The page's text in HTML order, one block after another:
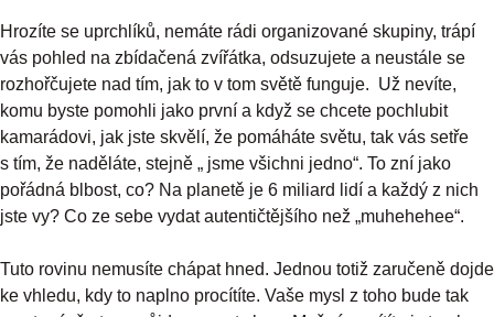
Hrozíte se uprchlíků, nemáte rádi organizované skupiny, trápí
vás pohled na zbídačená zvířátka, odsuzujete a neustále se
rozhořčujete nad tím, jak to v tom světě funguje. Už nevíte,
komu byste pomohli jako první a když se chcete pochlubit
kamarádovi, jak jste skvělí, že pomáháte světu, tak vás setře
s tím, že naděláte, stejně „ jsme všichni jedno“. To zní jako
pořádná blbost, co? Na planetě je 6 miliard lidí a každý z nich
jste vy? Co ze sebe vydat autentičtějšího než „muhehehee“.
Tuto rovinu nemusíte chápat hned. Jednou totiž zaručeně dojde
ke vhledu, kdy to naplno procítíte. Vaše mysl z toho bude tak